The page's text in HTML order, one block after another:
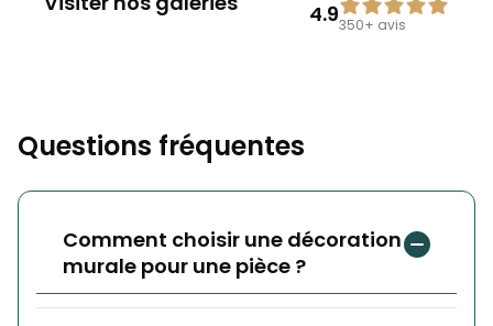
4.9350+ avis
Questions fréquentes
Comment choisir une décoration
murale pour une pièce ?